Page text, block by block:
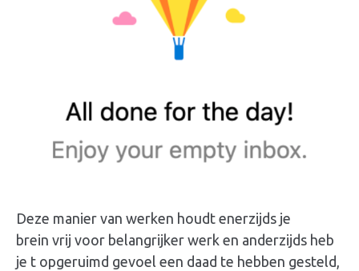
Deze manier van werken houdt enerzijds je
brein vrij voor belangrijker werk en anderzijds heb
je t opgeruimd gevoel een daad te hebben gesteld,